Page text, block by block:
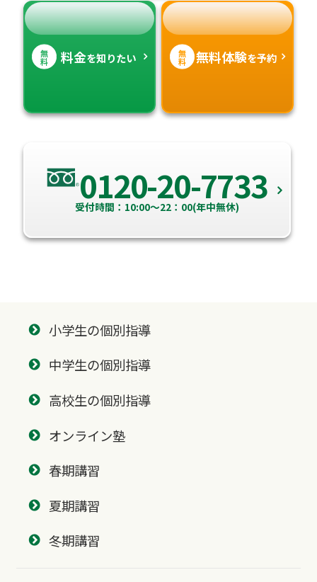
無
料 料金を知りたい 無
料 無料体験を予約
0120-20-7733
受付時間：10:00～22：00(年中無休)
小学生の個別指導
中学生の個別指導
高校生の個別指導
オンライン塾
春期講習
夏期講習
冬期講習